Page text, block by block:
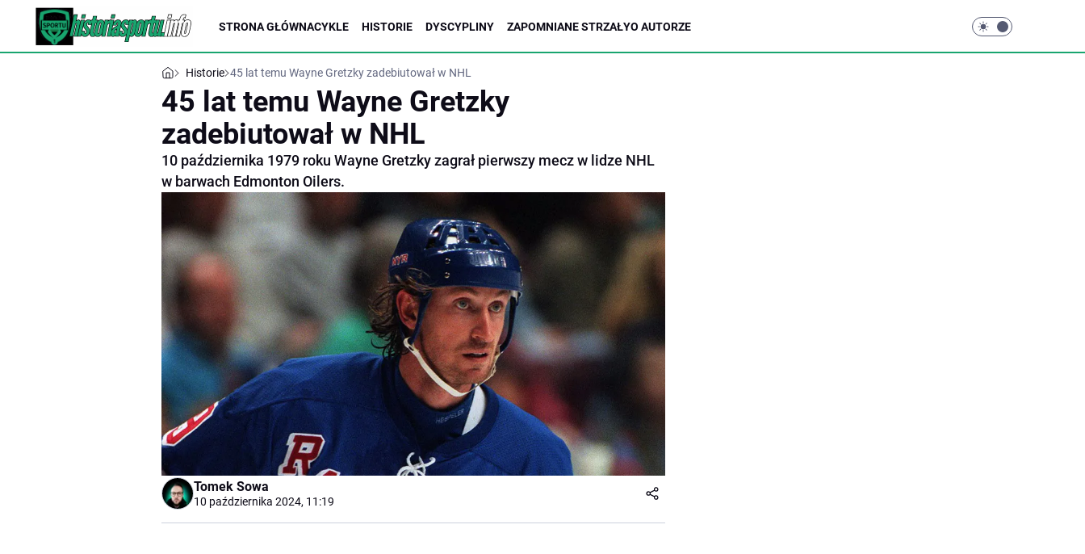
STRONA GŁÓWNACYKLE HISTORIE DYSCYPLINY ZAPOMNIANE STRZAŁYO AUTORZE
Historie 45 lat temu Wayne Gretzky zadebiutował w NHL
45 lat temu Wayne Gretzky
zadebiutował w NHL
10 października 1979 roku Wayne Gretzky zagrał pierwszy mecz w lidze NHL
w barwach Edmonton Oilers.
Tomek Sowa
10 października 2024, 11:19